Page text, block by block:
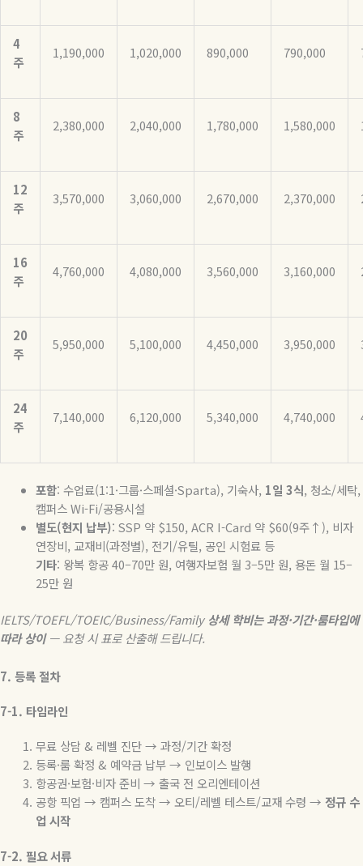
4
주
1,190,000 1,020,000 890,000 790,000
8
주
2,380,000 2,040,000 1,780,000 1,580,000
12
주
3,570,000 3,060,000 2,670,000 2,370,000
16
주
4,760,000 4,080,000 3,560,000 3,160,000
20
주
5,950,000 5,100,000 4,450,000 3,950,000
24
주
7,140,000 6,120,000 5,340,000 4,740,000
포함: 수업료(1:1·그룹·스페셜·Sparta), 기숙사, 1일 3식, 청소/세탁,
캠퍼스Wi-Fi/공용시설
별도(현지 납부): SSP 약$150, ACR I-Card 약$60(9주↑ ), 비자
연장비, 교재비(과정별), 전기/유틸, 공인 시험료 등
기타: 왕복 항공40–70만 원, 여행자보험 월 3–5만 원, 용돈 월 15–
25만 원
IELTS/TOEFL/TOEIC/Business/Family 상세 학비는 과정·기간·룸타입에
따라 상이—요청 시 표로 산출해 드립니다.
7. 등록절차
7-1. 타임라인
무료 상담 & 레벨 진단→ 과정/기간 확정
등록·룸 확정 & 예약금 납부→ 인보이스 발행
항공권·보험·비자 준비 → 출국 전 오리엔테이션
공항 픽업 → 캠퍼스 도착→ 오티/레벨 테스트/교재 수령 → 정규 수
업 시작
7-2. 필요서류